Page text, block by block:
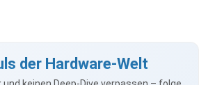
der Hardware-Welt